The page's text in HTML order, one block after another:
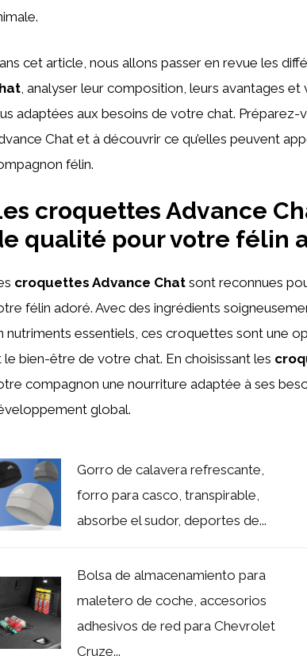
cet article, nous allons passer en revue les
, analyser leur composition, leurs avantages
adaptées aux besoins de votre chat. Préparez-
Chat et à découvrir ce qu’elles peuvent
félin.
croquettes Advance
qualité pour votre félin
croquettes Advance Chat sont reconnues
félin adoré. Avec des ingrédients
nutriments essentiels, ces croquettes sont une
le bien-être de votre chat. En choisissant les
compagnon une nourriture adaptée à ses
global.
Gorro de calavera refrescante,
forro para casco, transpirable,
absorbe el sudor, deportes de...
Bolsa de almacenamiento para
maletero de coche, accesorios
adhesivos de red para Chevrolet
Cruze...